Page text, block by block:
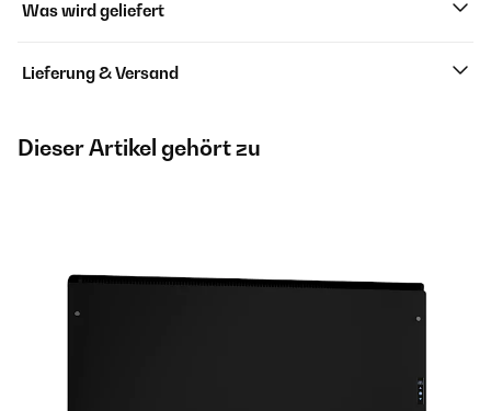
Was wird geliefert
Lieferung & Versand
Dieser Artikel gehört zu